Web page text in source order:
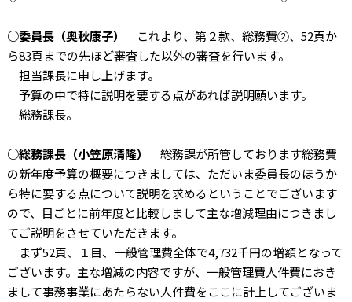
○委員長（奥秋康子）
これより、第２款、総務費②、52頁か
ら83頁までの先ほど審査した以外の審査を行います。
担当課長に申し上げます。
予算の中で特に説明を要する点があれば説明願います。
総務課長。
○総務課長（小笠原清隆）
総務課が所管しております総務費
の新年度予算の概要につきましては、ただいま委員長のほうか
ら特に要する点について説明を求めるということでございます
ので、目ごとに前年度と比較しまして主な増減理由につきまし
てご説明をさせていただきます。
まず52頁、１目、一般管理費全体で4,732千円の増額となって
ございます。主な増減の内容ですが、一般管理費人件費におき
まして事務事業にあたらない人件費をここに計上してございま